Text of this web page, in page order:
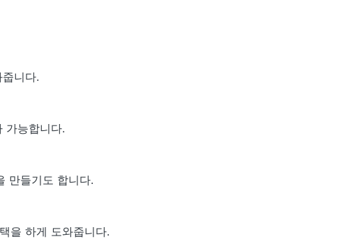
니다.
가능합니다.
만들기도 합니다.
을 하게 도와줍니다.